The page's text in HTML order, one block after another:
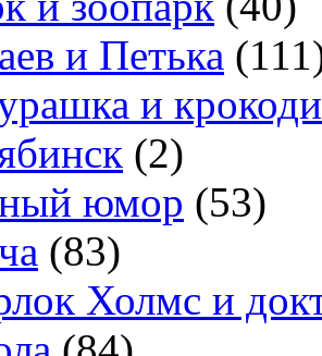
и Петька
и
(2)
юмор (53)
(83)
Холмс и